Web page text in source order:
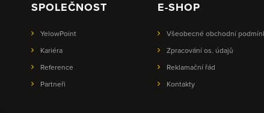
SPOLEČNOST
YelowPoint
Kariéra
Reference
Partneři
E-SHOP
Všeobecné obchodní
Zpracování os. údajů
Reklamační řád
Kontakty